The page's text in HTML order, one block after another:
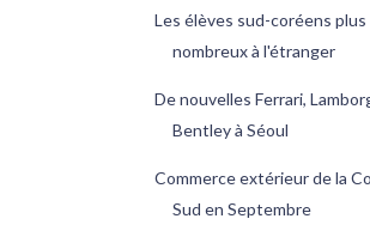
Les élèves sud-coréens plus
nombreux à l'étranger
De nouvelles Ferrari,
Bentley à Séoul
Commerce extérieur de la
Sud en Septembre